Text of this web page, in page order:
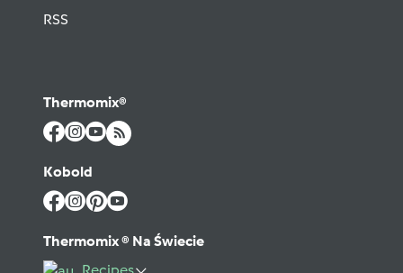
RSS
Thermomix®
Kobold
Thermomix ® Na Świecie